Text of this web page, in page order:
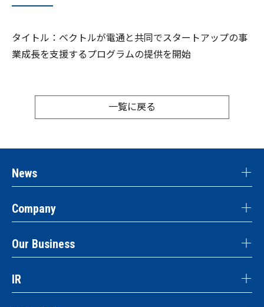
タイトル：ベクトルが電通と共同でスタートアップの事
業成長を支援するプログラムの提供を開始
一覧に戻る
News
Company
Our Business
IR